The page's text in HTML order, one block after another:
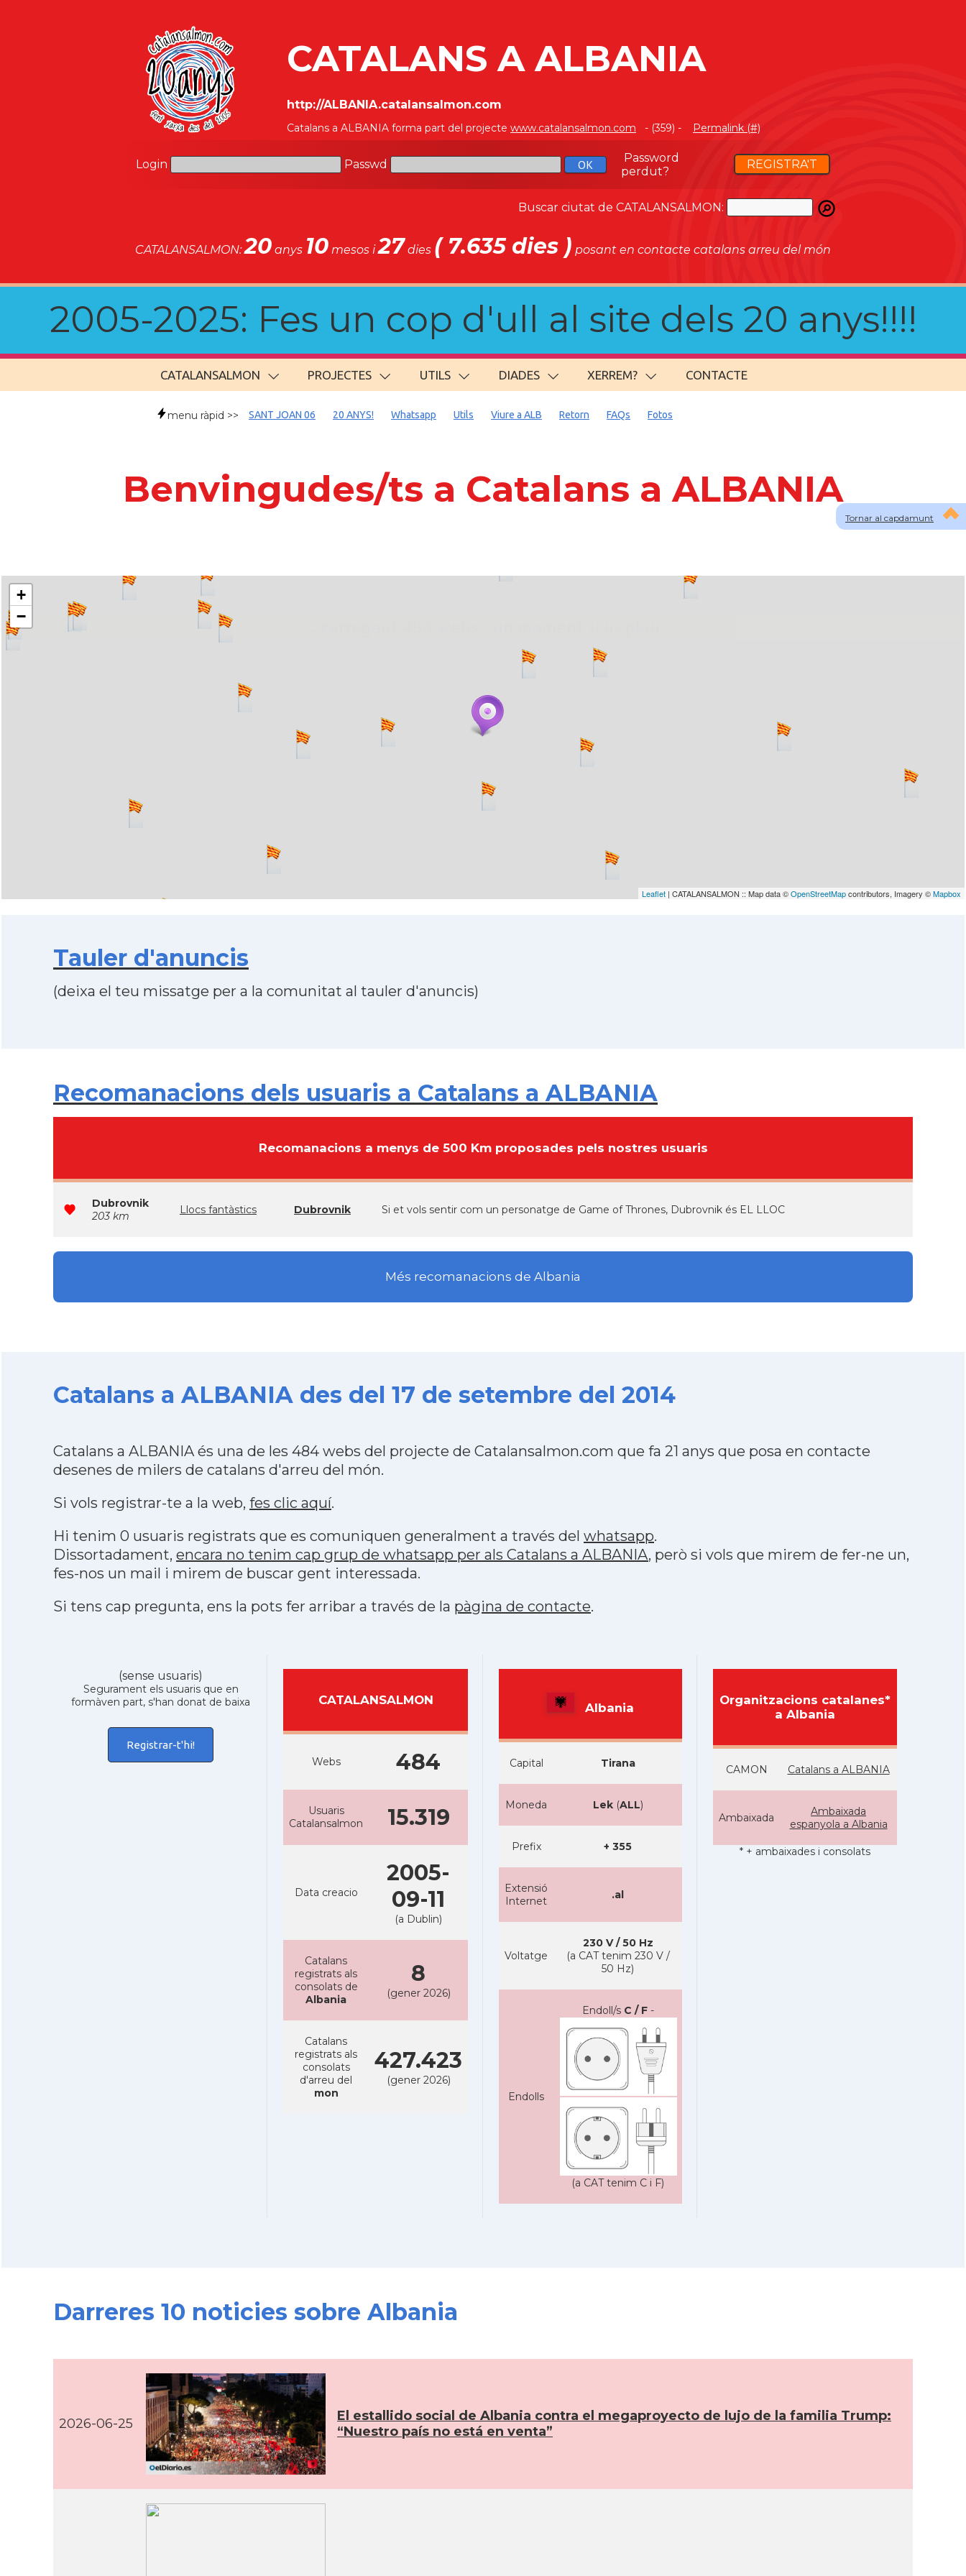
CATALANS A ALBANIA
http://ALBANIA.catalansalmon.com
Catalans a ALBANIA forma part del projecte www.catalansalmon.com - (359) - Permalink (#)
Login Passwd
Password
perdut?
REGISTRA'T
Buscar ciutat de CATALANSALMON:
CATALANSALMON:20 anys 10 mesos i27 dies ( 7.635 dies ) posant en contacte catalans arreu del món
2005-2025: Fes un cop d'ull al site dels 20 anys!!!!
CATALANSALMON PROJECTES UTILS DIADES XERREM? CONTACTE
Tornar al capdamunt
menu ràpid >> SANT JOAN 06 20 ANYS! Whatsapp Utils Viure a ALB Retorn FAQs Fotos
Benvingudes/ts a Catalans a ALBANIA
+
−
Leaflet | CATALANSALMON :: Map data ©OpenStreetMapcontributors, Imagery ©Mapbox
Tauler d'anuncis
(deixa el teu missatge per a la comunitat al tauler d'anuncis)
Recomanacions dels usuaris a Catalans a ALBANIA
Recomanacions a menys de 500 Km proposades pels nostres usuaris
Dubrovnik
203 km
Llocs fantàstics Dubrovnik Si et vols sentir com un personatge de Game of Thrones, Dubrovnik és EL LLOC
Més recomanacions de Albania
Catalans a ALBANIA des del 17 de setembre del 2014
Catalans a ALBANIA és una de les 484 webs del projecte de Catalansalmon.com que fa 21 anys que posa en contacte
desenes de milers de catalans d'arreu del món.
Si vols registrar-te a la web, fes clic aquí.
Hi tenim 0 usuaris registrats que es comuniquen generalment a través del whatsapp.
Dissortadament, encara no tenim cap grup de whatsapp per als Catalans a ALBANIA, però si vols que mirem de fer-ne un,
fes-nos un mail i mirem de buscar gent interessada.
Si tens cap pregunta, ens la pots fer arribar a través de la pàgina de contacte.
(sense usuaris)
Segurament els usuaris que en
formàven part, s'han donat de baixa
Registrar-t'hi!
CATALANSALMON
Webs 484
Usuaris
Catalansalmon
15.319
Data creacio
2005-
09-11
(a Dublin)
Catalans
registrats als
consolats de
Albania
8
(gener 2026)
Catalans
registrats als
consolats
d'arreu del
mon
427.423
(gener 2026)
Albania
Capital Tirana
Moneda Lek(ALL)
Prefix + 355
Extensió
Internet
.al
Voltatge
230 V / 50 Hz
(a CAT tenim 230 V /
50 Hz)
Endolls
Endoll/s C / F-
(a CAT tenim C i F)
Organitzacions catalanes*
a Albania
CAMON Catalans a ALBANIA
Ambaixada
Ambaixada
espanyola a Albania
* + ambaixades i consolats
Darreres 10 noticies sobre Albania
2026-06-25
El estallido social de Albania contra el megaproyecto de lujo de la familia Trump:
“Nuestro país no está en venta”